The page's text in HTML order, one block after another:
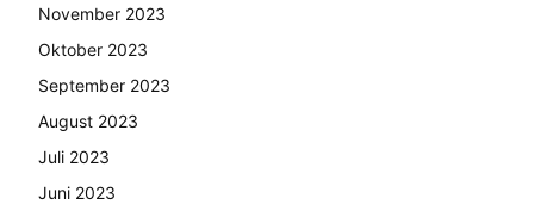
November 2023
Oktober 2023
September 2023
August 2023
Juli 2023
Juni 2023